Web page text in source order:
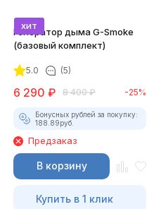
хит
Генератор дыма G-Smoke
(базовый комплект)
5.0 (5)
6 290 ₽ 8 400 ₽ -25%
Бонусных рублей за покупку:
188.89руб.
Предзаказ
В корзину
Купить в 1 клик